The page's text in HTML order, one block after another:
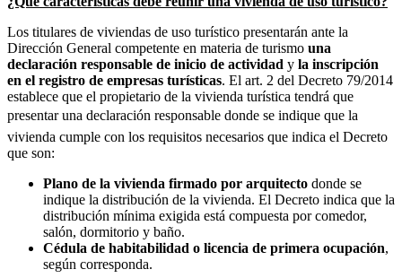
Los titulares de viviendas de uso turí­stico presentarán ante la
Dirección General competente en materia de turismo una
declaración responsable de inicio de actividad y la inscripción
en el registro de empresas turísticas. El art. 2 del Decreto 79/2014
establece que el propietario de la vivienda turística tendrá que
presentar una declaración responsable donde se indique que la
vivienda cumple con los requisitos necesarios que indica el Decreto
que son:
Plano de la vivienda firmado por arquitecto donde se
indique la distribución de la vivienda. El Decreto indica que la
distribución mínima exigida está compuesta por comedor,
salón, dormitorio y baño.
Cédula de habitabilidad o licencia de primera ocupación,
según corresponda.